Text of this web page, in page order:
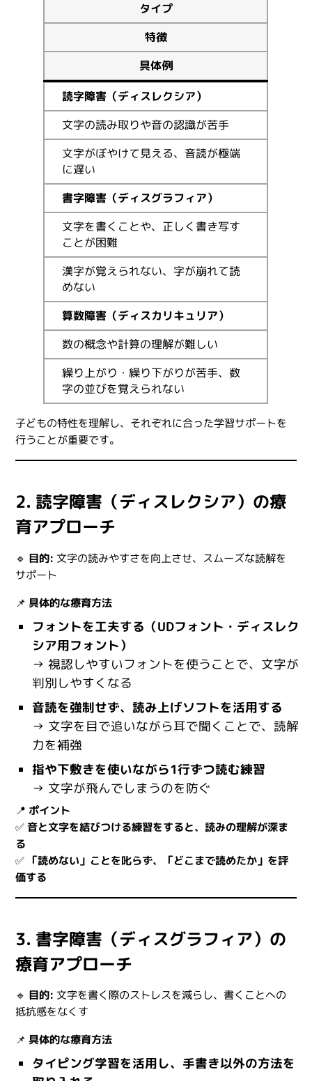
タイプ
特徴
具体例
読字障害（ディスレクシア）
文字の読み取りや音の認識が苦手
文字がぼやけて見える、音読が極端
に遅い
書字障害（ディスグラフィア）
文字を書くことや、正しく書き写す
ことが困難
漢字が覚えられない、字が崩れて読
めない
算数障害（ディスカリキュリア）
数の概念や計算の理解が難しい
繰り上がり・繰り下がりが苦手、数
字の並びを覚えられない
子どもの特性を理解し、それぞれに合った学習サポートを
行うことが重要です。
2. 読字障害（ディスレクシア）の療
育アプローチ
🔹 目的: 文字の読みやすさを向上させ、スムーズな読解を
サポート
📌具体的な療育方法
フォントを工夫する（UDフォント・ディスレク
シア用フォント）
→ 視認しやすいフォントを使うことで、文字が
判別しやすくなる
音読を強制せず、読み上げソフトを活用する
→ 文字を目で追いながら耳で聞くことで、読解
力を補強
指や下敷きを使いながら1行ずつ読む練習
→ 文字が飛んでしまうのを防ぐ
📍 ポイント
✅音と文字を結びつける練習をすると、読みの理解が深ま
る
✅ 「読めない」ことを叱らず、「どこまで読めたか」を評
価する
3. 書字障害（ディスグラフィア）の
療育アプローチ
🔹 目的: 文字を書く際のストレスを減らし、書くことへの
抵抗感をなくす
📌具体的な療育方法
タイピング学習を活用し、手書き以外の方法を